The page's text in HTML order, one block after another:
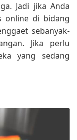
Jadi jika Anda
online di bidang
sebanyak-
Jika perlu
yang sedang